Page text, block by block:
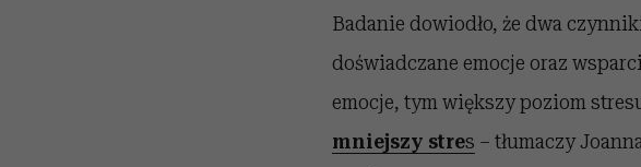
Badanie dowiodło, że dwa
doświadczane emocje oraz
emocje, tym większy poziom
mniejszy stres – tłumaczy